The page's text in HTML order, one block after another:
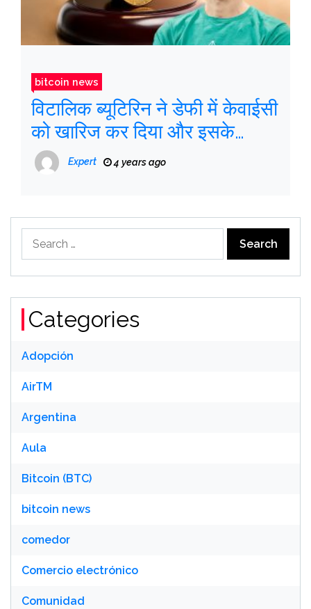
bitcoin news
विटालिक ब्यूटिरिन ने डेफी में केवाईसी
को खारिज कर दिया और इसके
विनियमन के लिए एक प्रस्ताव रखा
Expert 4 years ago
for:
Categories
Adopción
AirTM
Argentina
Aula
Bitcoin (BTC)
bitcoin news
comedor
Comercio electrónico
Comunidad